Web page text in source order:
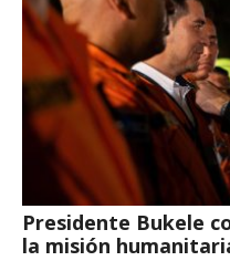
Presidente Bukele
la misión